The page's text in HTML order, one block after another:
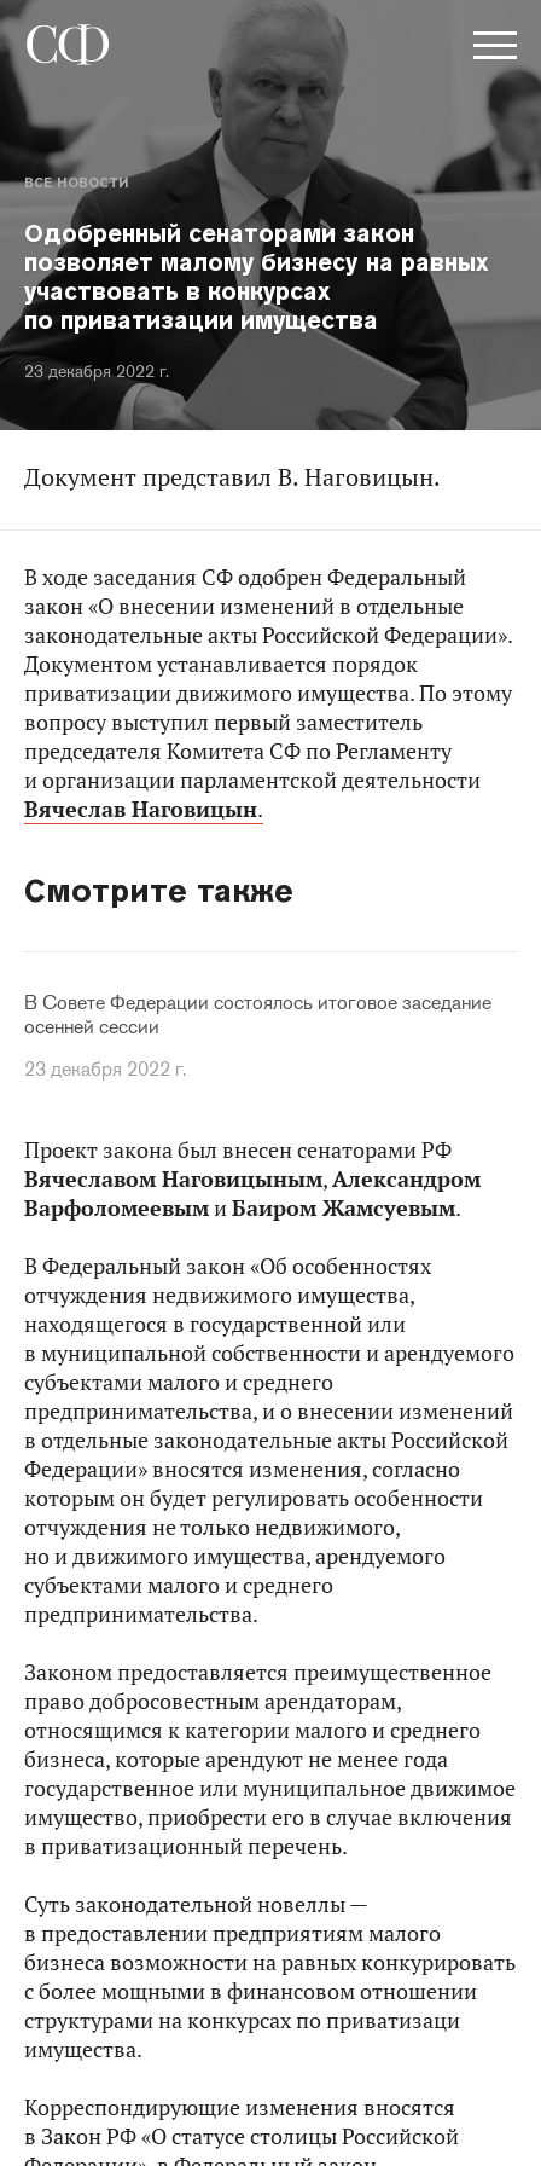
ВСЕ НОВОСТИ
Одобренный сенаторами закон
позволяет малому бизнесу на равных
участвовать в конкурсах
по приватизации имущества
23 декабря 2022 г.
Документ представил В. Наговицын.
В ходе заседания СФ одобрен Федеральный
закон «О внесении изменений в отдельные
законодательные акты Российской Федерации».
Документом устанавливается порядок
приватизации движимого имущества. По этому
вопросу выступил первый заместитель
председателя Комитета СФ по Регламенту
и организации парламентской деятельности
Вячеслав Наговицын.
Смотрите также
В Совете Федерации состоялось итоговое заседание
осенней сессии
23 декабря 2022 г.
Проект закона был внесен сенаторами РФ
Вячеславом Наговицыным,Александром
ВарфоломеевымиБаиром Жамсуевым.
В Федеральный закон «Об особенностях
отчуждения недвижимого имущества,
находящегося в государственной или
в муниципальной собственности и арендуемого
субъектами малого и среднего
предпринимательства, и о внесении изменений
в отдельные законодательные акты Российской
Федерации» вносятся изменения, согласно
которым он будет регулировать особенности
отчуждения не только недвижимого,
но и движимого имущества, арендуемого
субъектами малого и среднего
предпринимательства.
Законом предоставляется преимущественное
право добросовестным арендаторам,
относящимся к категории малого и среднего
бизнеса, которые арендуют не менее года
государственное или муниципальное движимое
имущество, приобрести его в случае включения
в приватизационный перечень.
Суть законодательной новеллы —
в предоставлении предприятиям малого
бизнеса возможности на равных конкурировать
с более мощными в финансовом отношении
структурами на конкурсах по приватизаци
имущества.
Корреспондирующие изменения вносятся
в Закон РФ «О статусе столицы Российской